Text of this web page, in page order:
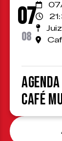
07
08
Café